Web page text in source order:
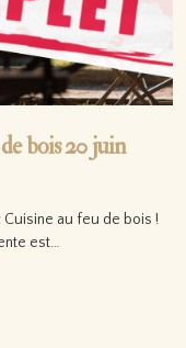
bois 20 juin
Cuisine au feu de bois !
est…